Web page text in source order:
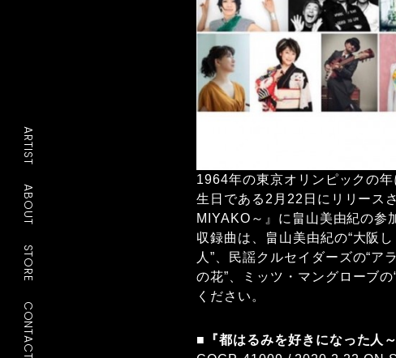
ARTIST
ABOUT
STORE
CONTACT
1964年の東京オリンピックの
生日である2月22日にリリース
MIYAKO～』に畠山美由紀の参
収録曲は、畠山美由紀の“大阪
人”、民謡クルセイダーズの“ア
の花”、ミッツ・マングローブ
ください。
■『都はるみを好きになった人